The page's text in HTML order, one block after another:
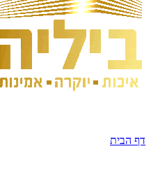
דף הבית